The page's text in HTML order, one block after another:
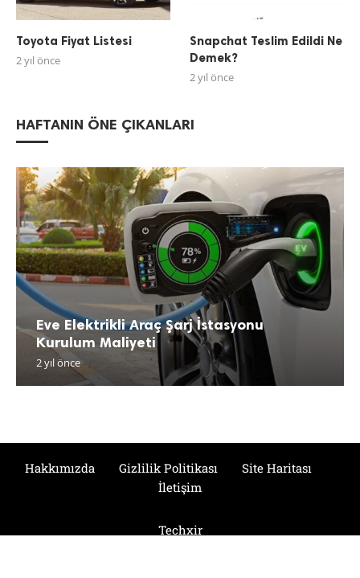
Toyota Fiyat Listesi
2 yıl önce
Snapchat Teslim Edildi Ne
Demek?
2 yıl önce
HAFTANIN ÖNE ÇIKANLARI
Eve Elektrikli Araç Şarj İstasyonu
Kurulum Maliyeti
2 yıl önce
Hakkımızda Gizlilik Politikası
Site Haritası
İletişim
Techxir